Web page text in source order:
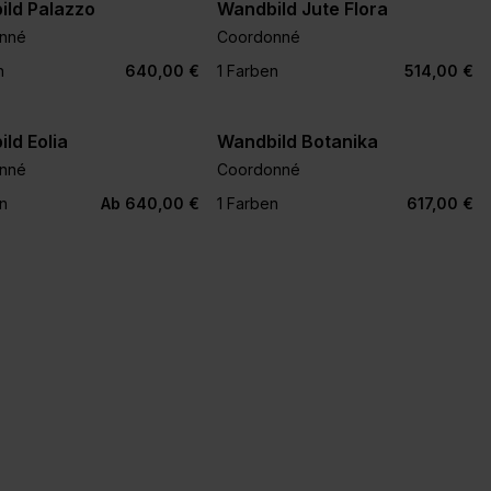
Palazzo
640,00 €
Wandbild Jute Flora
Coordonné
1 Farben
514,00 €
Eolia
Ab 640,00 €
Wandbild Botanika
Coordonné
1 Farben
617,00 €